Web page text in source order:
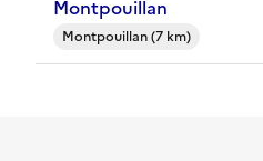
Montpouillan
Montpouillan (7 km)